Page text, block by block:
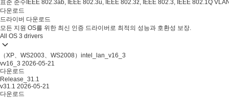
표준 준수 IEEE 802.3ab, IEEE 802.3u, IEEE 802.3z, IEEE 802.3, IEEE 802.1Q
다운로드
드라이버 다운로드
모든 지원 OS를 위한 최신 인증 드라이버로 최적의 성능과 호환성 보장.
All OS 3 drivers
（XP、WS2003、WS2008）intel_lan_v16_3
vv16_3 2026-05-21
다운로드
Release_31.1
v31.1 2026-05-21
다운로드